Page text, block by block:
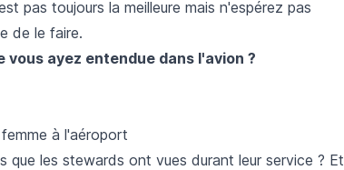
pas toujours la meilleure mais n'espérez pas
de le faire.
vous ayez entendue dans l'avion ?
à l'aéroport
que les stewards ont vues durant leur service ? Et